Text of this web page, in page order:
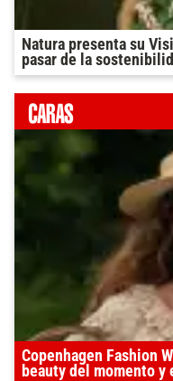
Natura presenta su
pasar de la
Copenhagen Fashion
beauty del momento